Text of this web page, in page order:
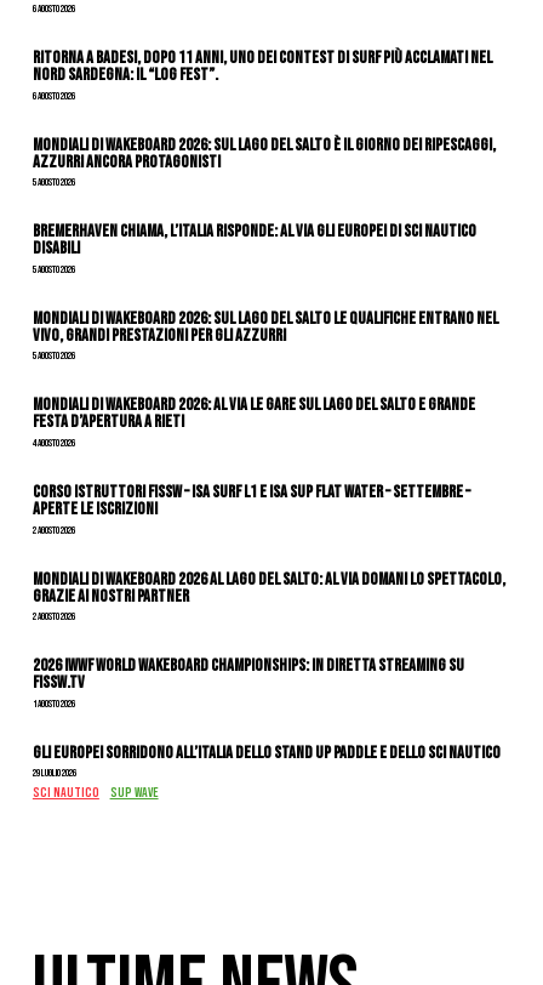
6 Agosto 2026
Ritorna a Badesi, dopo 11 anni, uno dei contest di surf più acclamati nel
nord Sardegna: il “Log Fest”.
6 Agosto 2026
Mondiali di Wakeboard 2026: sul Lago del Salto è il giorno dei ripescaggi,
azzurri ancora protagonisti
5 Agosto 2026
Bremerhaven chiama, l’Italia risponde: al via gli Europei di Sci Nautico
Disabili
5 Agosto 2026
Mondiali di Wakeboard 2026: sul Lago del Salto le qualifiche entrano nel
vivo, grandi prestazioni per gli azzurri
5 Agosto 2026
Mondiali di Wakeboard 2026: al via le gare sul Lago del Salto e grande
festa d’apertura a Rieti
4 Agosto 2026
CORSO ISTRUTTORI FISSW – ISA SURF L1 e ISA SUP Flat Water – SETTEMBRE –
APERTE LE ISCRIZIONI
2 Agosto 2026
Mondiali di Wakeboard 2026 al Lago del Salto: al via domani lo spettacolo,
grazie ai nostri Partner
2 Agosto 2026
2026 IWWF WORLD WAKEBOARD CHAMPIONSHIPS: IN DIRETTA STREAMING SU
FISSW.TV
1 Agosto 2026
Gli Europei sorridono all’Italia dello stand up paddle e dello sci nautico
29 Luglio 2026
SCI NAUTICO SUP WAVE